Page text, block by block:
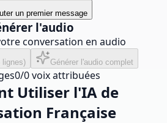
un premier message
l'audio
conversation en audio
lignes) Générer l'audio complet
0/0 voix attribuées
Utiliser l'IA de
Française